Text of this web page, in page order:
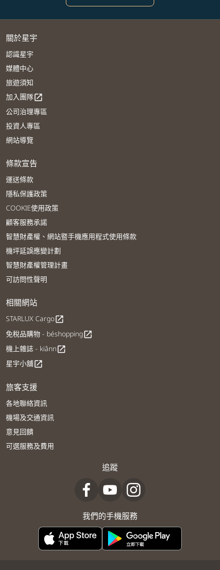
關於星宇
認識星宇
媒體中心
旅遊須知
加入團隊open_in_new
公司治理專區
投資人專區
網站導覽
條款宣告
運送條款
隱私保護政策
COOKIE使用政策
顧客服務承諾
智慧財產權、網站暨手機應用程式使用條款
機坪延誤應變計劃
智慧財產權管理計畫
可訪問性聲明
相關網站
STARLUX Cargoopen_in_new
免稅品購物 - béshoppingopen_in_new
機上雜誌 - kiânnopen_in_new
星宇小舖open_in_new
旅客支援
各地聯絡資訊
機場及交通資訊
意見回饋
可選服務及費用
追蹤
我們的手機服務